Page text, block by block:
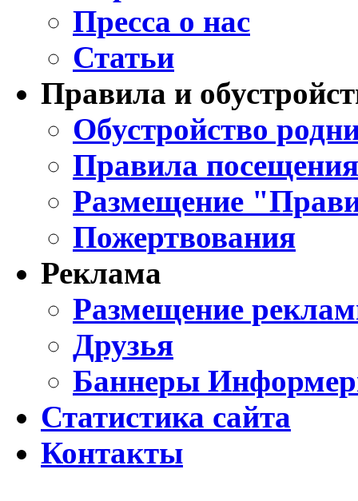
Пресса о нас
Статьи
Правила и
Обустройство
Правила
Размещение
Пожертвования
Реклама
Размещение
Друзья
Баннеры
Статистика сайта
Контакты